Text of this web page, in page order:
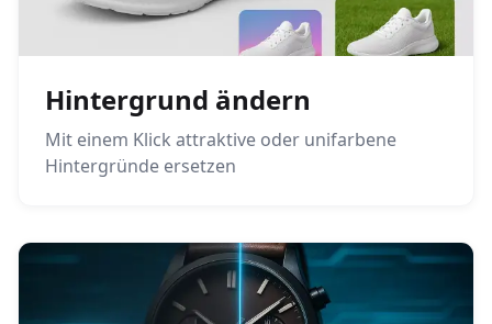
Hintergrund ändern
Mit einem Klick attraktive oder unifarbene
Hintergründe ersetzen